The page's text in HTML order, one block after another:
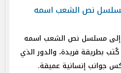
نص الشعب اسمه
إلى مسلسل نص الشعب اسمه
بطريقة فريدة، والدور الذي
جوانب إنسانية عميقة.